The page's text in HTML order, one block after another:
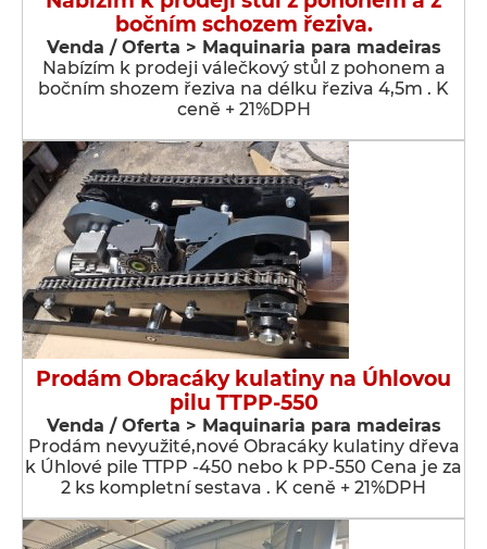
bočním schozem řeziva.
Venda / Oferta > Maquinaria para madeiras
Nabízím k prodeji válečkový stůl z pohonem a
bočním shozem řeziva na délku řeziva 4,5m . K
ceně + 21%DPH
Prodám Obracáky kulatiny na Úhlovou
pilu TTPP-550
Venda / Oferta > Maquinaria para madeiras
Prodám nevyužité,nové Obracáky kulatiny dřeva
k Úhlové pile TTPP -450 nebo k PP-550 Cena je za
2 ks kompletní sestava . K ceně + 21%DPH